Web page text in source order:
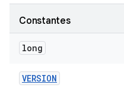
Constantes
long
VERSION